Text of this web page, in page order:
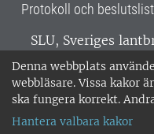
Denna webbplats
webbläsare. Vissa kakor
ska fungera korrekt.
Hantera valbara kakor
Protokoll och
SLU, Sveriges
verksamhet över
Alnarp, Uppsala
miljöcertifierat
018-67 10 00 • Org